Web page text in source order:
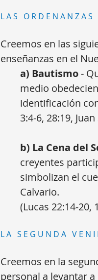
LAS ORDENANZAS
Creemos en las
enseñanzas en el
a) Bautismo-
medio
identificación
3:4-6, 28:19,
b) La Cena del
creyentes
simbolizan el
Calvario.
(Lucas 22:14-20,
LA SEGUNDA
Creemos en la
personal a levantar